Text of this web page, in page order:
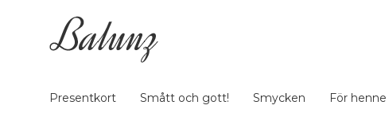
Presentkort Smått och gott! Smycken För henne